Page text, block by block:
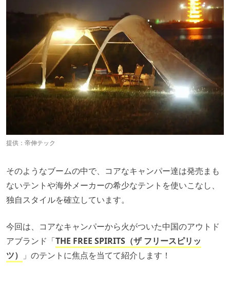
提供：帝伸テック
そのようなブームの中で、コアなキャンパー達は発売まも
ないテントや海外メーカーの希少なテントを使いこなし、
独自スタイルを確立しています。
今回は、コアなキャンパーから火がついた中国のアウトド
アブランド「THE FREE SPIRITS（ザ フリースピリッ
ツ）
」のテントに焦点を当てて紹介します！